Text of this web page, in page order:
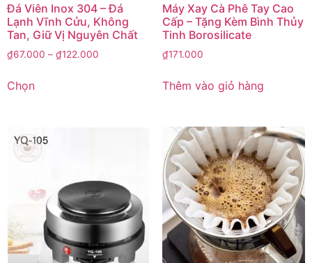
Đá Viên Inox 304 – Đá
Lạnh Vĩnh Cửu, Không
Tan, Giữ Vị Nguyên Chất
₫67.000 – ₫122.000
Chọn
Máy Xay Cà Phê Tay Cao
Cấp – Tặng Kèm Bình Thủy
Tinh Borosilicate
₫171.000
Thêm vào giỏ hàng